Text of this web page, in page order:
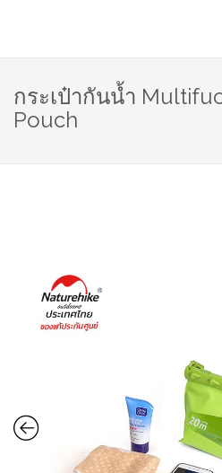
กระเป๋ากันน้ำ
Pouch